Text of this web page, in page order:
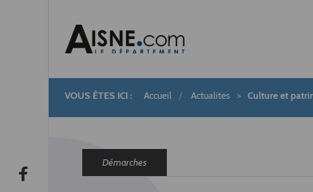
Fil
d'Ariane
Accueil Actualites Culture et
Démarches